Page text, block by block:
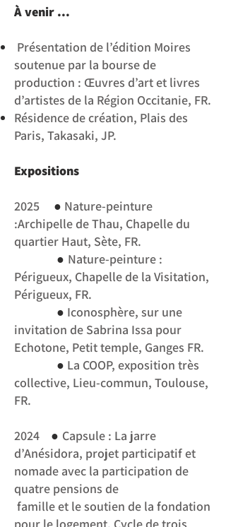
À venir ...
Présentation de l’édition Moires
soutenue par la bourse de
production : Œuvres d’art et livres
d’artistes de la Région Occitanie, FR.
Résidence de création, Plais des
Paris, Takasaki, JP.
Expositions
2025 ● Nature-peinture
:Archipelle de Thau, Chapelle du
quartier Haut, Sète, FR.
● Nature-peinture :
Périgueux, Chapelle de la Visitation,
Périgueux, FR.
● Iconosphère, sur une
invitation de Sabrina Issa pour
Echotone, Petit temple, Ganges FR.
● La COOP, exposition très
collective, Lieu-commun, Toulouse,
FR.
2024 ● Capsule : La jarre
d’Anésidora, projet participatif et
nomade avec la participation de
quatre pensions de
famille et le soutien de la fondation